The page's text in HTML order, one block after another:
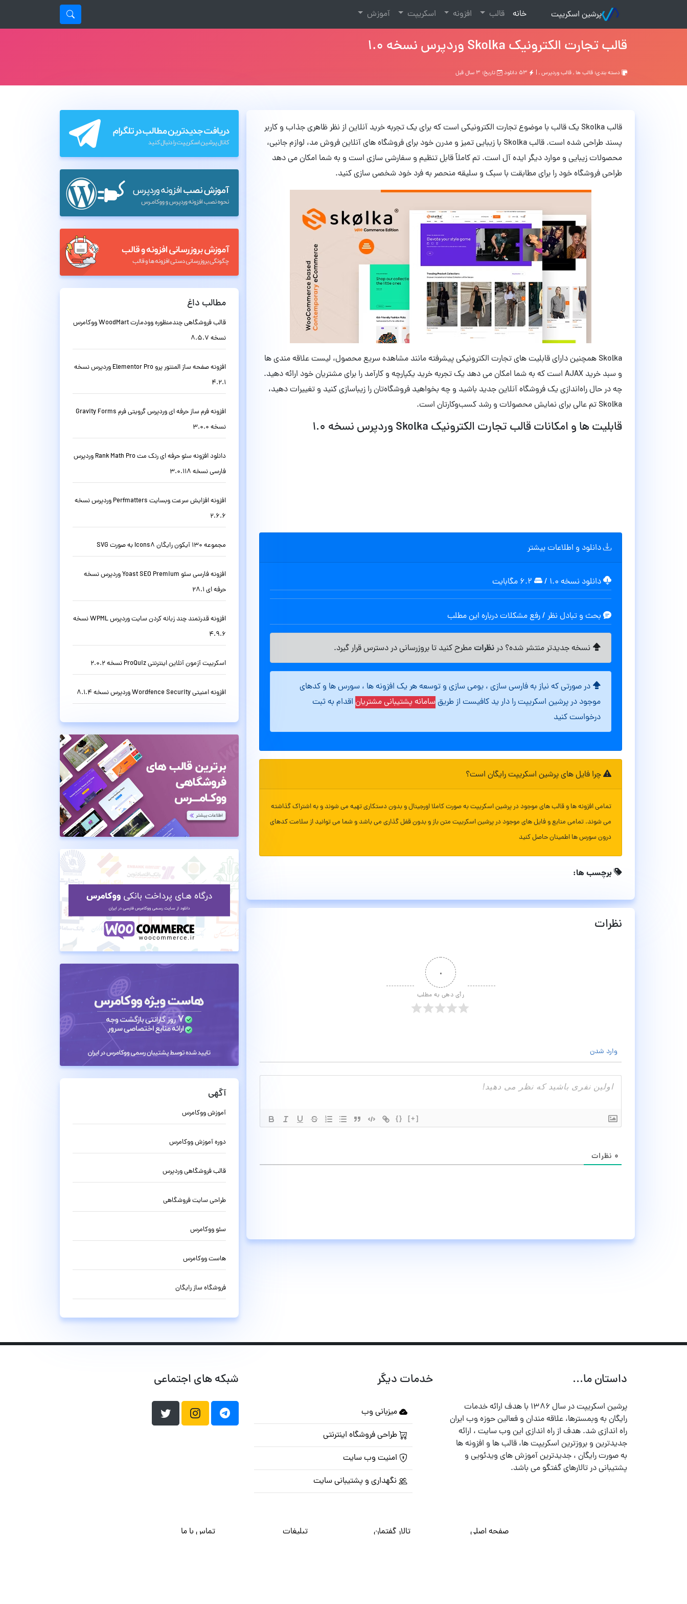
پرشین اسکریپت خانه
(current) قالب افزونه اسکریپت آموزش
قالب تجارت الکترونیک Skolka وردپرس نسخه 1.0
دسته بندی: قالب ها,قالب وردپرس, | تاریخ: ۳ سال قبل
قالب Skolka یک قالب با موضوع تجارت الکترونیکی است که برای یک تجربه خرید آنلاین از نظر ظاهری جذاب و کاربر
پسند طراحی شده است. قالب Skolka با زیبایی تمیز و مدرن خود برای فروشگاه های آنلاین فروش مد، لوازم جانبی،
محصولات زیبایی و موارد دیگر ایده آل است. تم کاملاً قابل تنظیم و سفارشی سازی است و به شما امکان می دهد
طراحی فروشگاه خود را برای مطابقت با سبک و سلیقه منحصر به فرد خود شخصی سازی کنید.
Skolka همچنین دارای قابلیت های تجارت الکترونیکی پیشرفته مانند مشاهده سریع محصول، لیست علاقه مندی ها
و سبد خرید AJAX است که به شما امکان می دهد یک تجربه خرید یکپارچه و کارآمد را برای مشتریان خود ارائه دهید.
چه در حال راه‌اندازی یک فروشگاه آنلاین جدید باشید و چه بخواهید فروشگاه‌تان را زیباسازی کنید و تغییرات دهید،
Skolka تم عالی برای نمایش محصولات و رشد کسب‌وکارتان است.
قابلیت ها و امکانات قالب تجارت الکترونیک Skolka وردپرس نسخه 1.0
دانلود و اطلاعات بیشتر
دانلود نسخه ۱.۰ /
بحث و تبادل نظر / رفع مشکلات درباره این مطلب
نسخه جدیدتر منتشر شده؟ درنظراتمطرح کنید تا بروزرسانی در دسترس قرار گیرد.
در صورتی که نیاز به فارسی سازی ، بومی سازی و توسعه هر یک افزونه ها ، سورس ها و کدهای
موجود در پرشین اسکریپت را دار ید کافیست از طریقسامانه پشتیبانی مشتریان اقدام به ثبت
درخواست کنید
چرا فایل های پرشین اسکریپت رایگان است؟
تمامی افزونه ها و قالب های موجود در پرشین اسکریپت به صورت کاملا اورجینال و بدون دستکاری تهیه می شوند و به اشتراک گذاشته
می شوند. تمامی منابع و فایل های موجود در پرشین اسکریپت متن باز و بدون قفل گذاری می باشد و شما می توانید از سلامت کدهای
درون سورس ها اطمینان حاصل کنید
برچسب ها:
نظرات
۰
رأی دهی به مطلب
وارد شدن
{} [+]
۰ نظرات
مطالب داغ
قالب فروشگاهی چندمنظوره وودمارت WoodMart ووکامرس
نسخه 8.5.7
افزونه صفحه ساز المنتور پرو Elementor Pro وردپرس نسخه
4.2.1
افزونه فرم ساز حرفه ای وردپرس گرویتی فرم Gravity Forms
نسخه 3.0.0
دانلود افزونه سئو حرفه ای رنک مث Rank Math Pro وردپرس
فارسی نسخه 3.0.118
افزونه افزایش سرعت وبسایت Perfmatters وردپرس نسخه
2.6.6
مجموعه 130 آیکون رایگان Icons8 به صورت SVG
افزونه فارسی سئو Yoast SEO Premium وردپرس نسخه
حرفه ای 28.1
افزونه قدرتمند چند زبانه کردن سایت وردپرس WPML نسخه
4.9.6
اسکریپت آزمون آنلاین اینترنتی ProQuiz نسخه 2.0.2
افزونه امنیتی Wordfence Security وردپرس نسخه 8.1.4
آگهی
آموزش ووکامرس
دوره آموزش ووکامرس
قالب فروشگاهی وردپرس
طراحی سایت فروشگاهی
سئو ووکامرس
هاست ووکامرس
فروشگاه ساز رایگان
داستان ما...
پرشین اسکریپت در سال ۱۳۸۶ با هدف ارائه خدمات
رایگان به وبمسترها، علاقه مندان و فعالین حوزه وب ایران
راه اندازی شد. هدف از راه اندازی این وب سایت ، ارائه
جدیدترین و بروزترین اسکریپت ها، قالب ها و افزونه ها
به صورت رایگان ، جدیدترین آموزش های ویدئویی و
پشتیبانی در تالارهای گفتگو می باشد.
خدمات دیگر
میزبانی وب
طراحی فروشگاه اینترنتی
امنیت وب سایت
نگهداری و پشتیبانی سایت
شبکه های اجتماعی
صفحه اصلی تالار گفتمان تبلیغات تماس با ما